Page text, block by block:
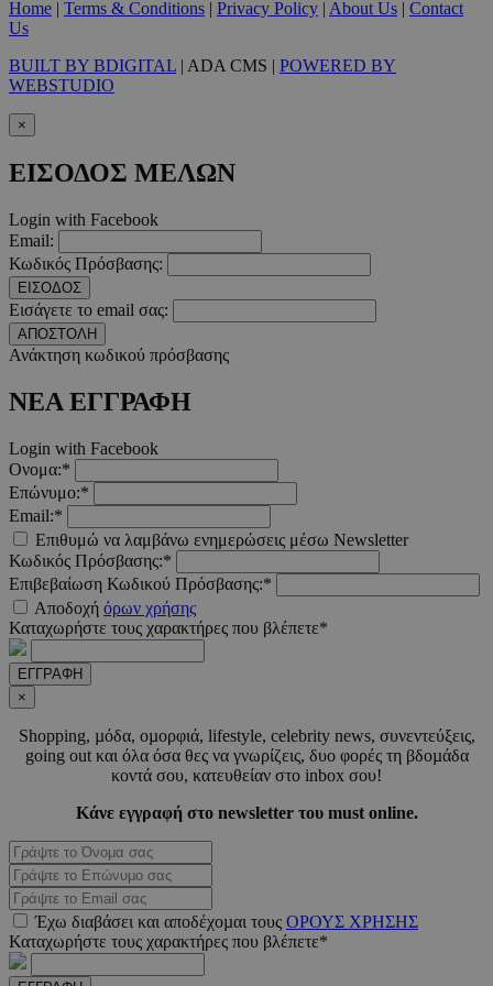
Home | Terms & Conditions | Privacy Policy | About Us | Contact
Us
BUILT BY BDIGITAL | ADA CMS | POWERED BY
WEBSTUDIO
×
ΕΙΣΟΔΟΣ ΜΕΛΩΝ
Login with Facebook
Email:
Κωδικός Πρόσβασης:
ΕΙΣΟΔΟΣ
Εισάγετε το email σας:
ΑΠΟΣΤΟΛΗ
Ανάκτηση κωδικού πρόσβασης
ΝΕΑ ΕΓΓΡΑΦΗ
Login with Facebook
Ονομα:*
Επώνυμο:*
Email:*
Επιθυμώ να λαμβάνω ενημερώσεις μέσω Newsletter
Κωδικός Πρόσβασης:*
Επιβεβαίωση Κωδικού Πρόσβασης:*
Αποδοχή όρων χρήσης
Καταχωρήστε τους χαρακτήρες που βλέπετε*
ΕΓΓΡΑΦΗ
×
Shopping, µόδα, οµορφιά, lifestyle, celebrity news, συνεντεύξεις,
going out και όλα όσα θες να γνωρίζεις, δυο φορές τη βδοµάδα
κοντά σου, κατευθείαν στο inbox σου!
Κάνε εγγραφή στο newsletter του must online.
Έχω διαβάσει και αποδέχοµαι τους ΟΡΟΥΣ ΧΡΗΣΗΣ
Καταχωρήστε τους χαρακτήρες που βλέπετε*
PHPSESSID
PHP.net
PHPSESSID
PHP.net
m.must.com.cy
VISITOR_PRIVACY_METADATA
takeOverCookie www.must.com.cy 1
AdSphere-GDPR